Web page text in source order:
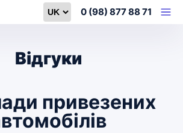
Select language
0 (98) 877 88 71
Відгуки
привезених